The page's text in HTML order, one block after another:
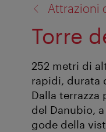
Attrazioni
Torre
252 metri di
rapidi, durata
Dalla terrazza
del Danubio,
gode della